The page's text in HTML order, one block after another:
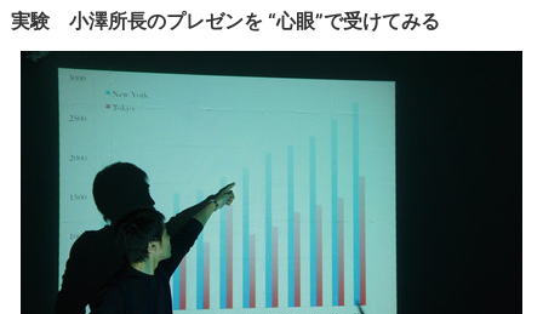
実験 小澤所長のプレゼンを “心眼”で受けてみる